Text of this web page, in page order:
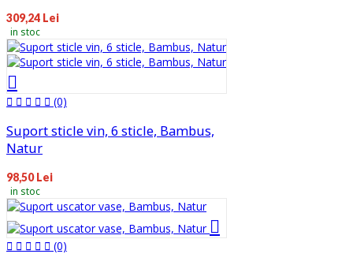
309,24 Lei
in stoc
(0)
Suport sticle vin, 6 sticle, Bambus,
Natur
98,50 Lei
in stoc
(0)